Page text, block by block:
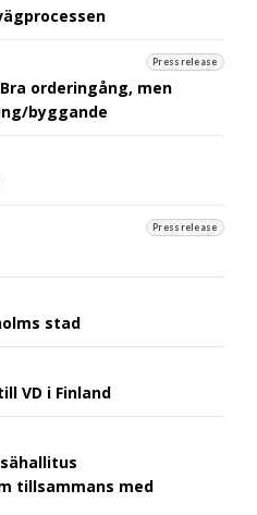
Pressrelease
orderingång, men
byggande
Pressrelease
stad
VD i Finland
tillsammans med